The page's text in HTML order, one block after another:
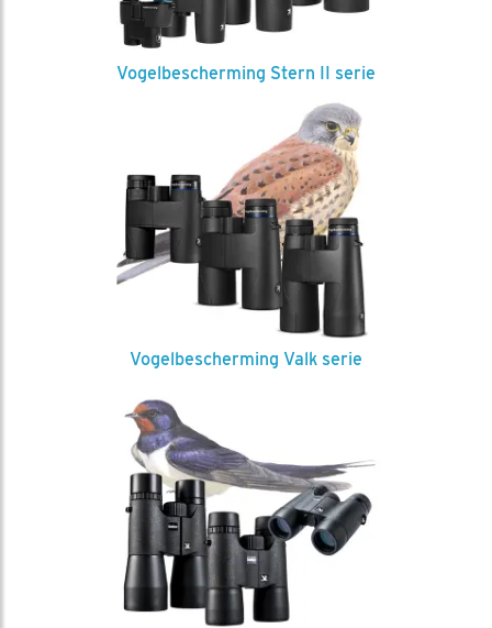
Vogelbescherming Stern II serie
Vogelbescherming Valk serie